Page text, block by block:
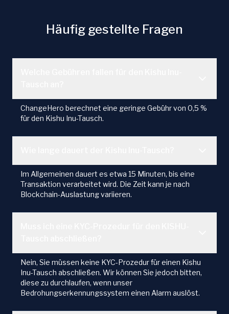
Häufig gestellte Fragen
ChangeHero berechnet eine geringe Gebühr von 0,5 %
für den Kishu Inu-Tausch.
Im Allgemeinen dauert es etwa 15 Minuten, bis eine
Transaktion verarbeitet wird. Die Zeit kann je nach
Blockchain-Auslastung variieren.
Nein, Sie müssen keine KYC-Prozedur für einen Kishu
Inu-Tausch abschließen. Wir können Sie jedoch bitten,
diese zu durchlaufen, wenn unser
Bedrohungserkennungssystem einen Alarm auslöst.